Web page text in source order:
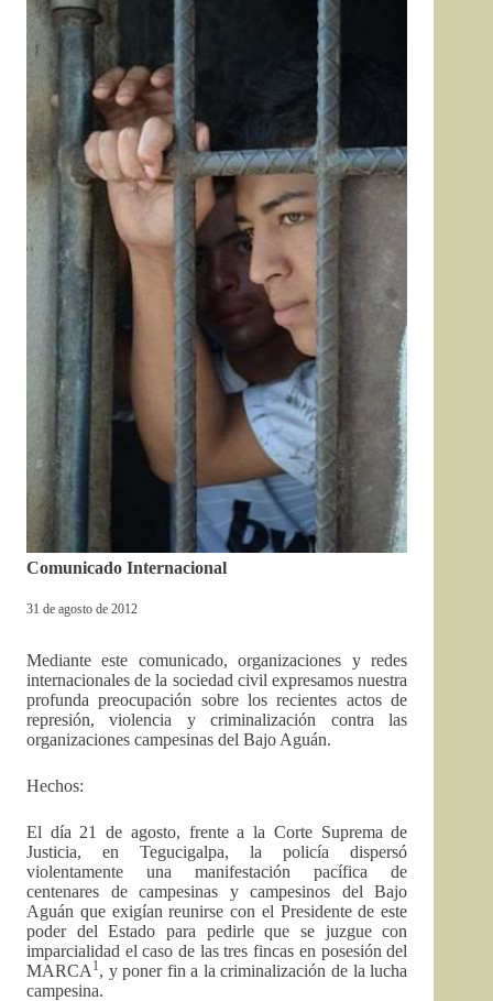
Comunicado Internacional
31 de agosto de 2012
Mediante este comunicado, organizaciones y redes
internacionales de la sociedad civil expresamos nuestra
profunda preocupación sobre los recientes actos de
represión, violencia y criminalización contra las
organizaciones campesinas del Bajo Aguán.
Hechos:
El día 21 de agosto, frente a la Corte Suprema de
Justicia, en Tegucigalpa, la policía dispersó
violentamente una manifestación pacífica de
centenares de campesinas y campesinos del Bajo
Aguán que exigían reunirse con el Presidente de este
poder del Estado para pedirle que se juzgue con
imparcialidad el caso de las tres fincas en posesión del
MARCA 1, y poner fin a la criminalización de la lucha
campesina.